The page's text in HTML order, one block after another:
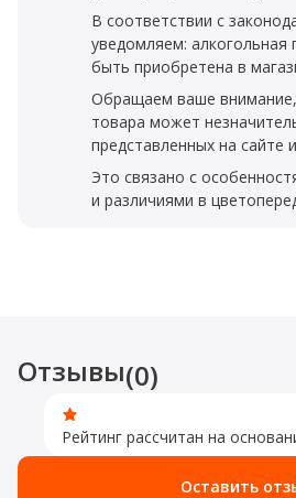
В соответствии с
уведомляем: алкогольная
быть приобретена в
Обращаем ваше
товара может
представленных на сайте
Это связано с
и различиями в
Отзывы(0)
Рейтинг рассчитан на
Оставить